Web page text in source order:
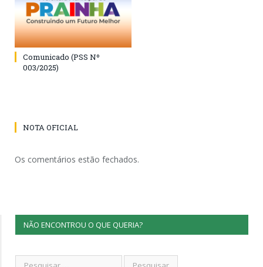
Comunicado (PSS Nº
003/2025)
NOTA OFICIAL
Os comentários estão fechados.
NÃO ENCONTROU O QUE QUERIA?